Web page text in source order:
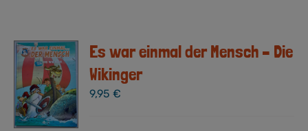
Es war einmal der Mensch – Die
Wikinger
9,95€